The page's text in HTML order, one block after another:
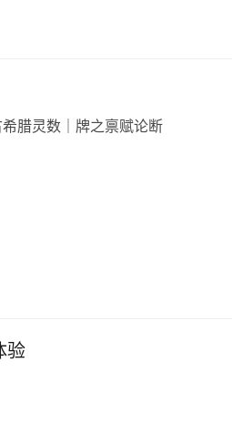
腊灵数｜牌之禀赋论断
验